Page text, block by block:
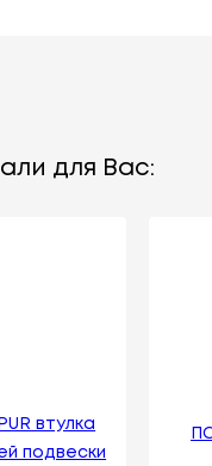
для Вас:
втулка
подвески